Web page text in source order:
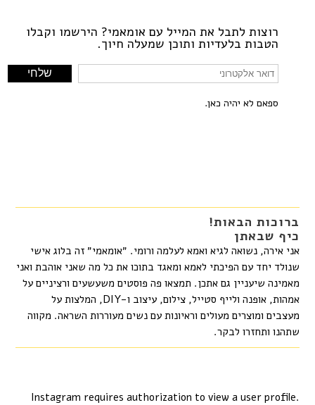
רוצות לתבל את המייל עם אומאמי? הירשמו וקבלו
הטבות בלעדיות ותוכן שמעלה חיוך.
ספאם לא יהיה כאן.
ברוכות הבאות!
כיף שבאתן
אני אירה, נשואה לגיא ואמא לעלמה ורומי. ״אומאמי״ זה בלוג אישי
שנולד יחד עם הפיכתי לאמא ומאגד בתוכו את כל מה שאני אוהבת ואני
מאמינה שיעניין גם אתכן. תמצאו פה פוסטים משעשעים ורציניים על
אמהות, אופנה ולייף סטייל, צילום, עיצוב ו-DIY, המלצות על
מעצבים ומוצרים מעולים וראיונות עם נשים מעוררות השראה. מקווה
שתהנו ותחזרו לבקר.
Instagram requires authorization to view a user profile.